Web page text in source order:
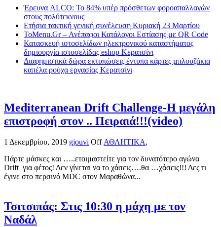
Έρευνα ALCO: Το 84% υπέρ πρόσθετων φοροαπαλλαγών
στους πολύτεκνους
Ετήσια τακτική γενική συνέλευση Κυριακή 23 Μαρτίου
ToMenu.Gr – Ανέπαφοι Κατάλογοι Εστίασης με QR Code
Κατασκευή ιστοσελίδων ηλεκτρονικού καταστήματος
δημιουργία ιστοσελίδας eshop Κερατσίνι
Διαφημιστικά δώρα εκτυπώσεις έντυπα κάρτες μπλουζάκια
καπέλα ρούχα εργασίας Κερατσίνι
Mediterranean Drift Challenge-Η μεγάλη
επιστροφή στον .. Πειραιά!!!(video)
1 Δεκεμβρίου, 2019 gjouvi Off ΑΘΛΗΤΙΚΑ,
Πάρτε μάσκες και …..ετοιμαστείτε για τον δυνατότερο αγώνα
Drift για φέτος! Δεν γίνεται να το χάσεις….θα …χάσεις!!! Δες τι
έγινε στο περσινό MDC στον Μαραθώνα...
Τσιτσιπάς: Στις 10:30 η μάχη με τον
Ναδάλ